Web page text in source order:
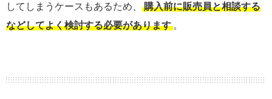
してしまうケースもあるため、
購入前に販売員と相談する
などしてよく検討する必要があります 。